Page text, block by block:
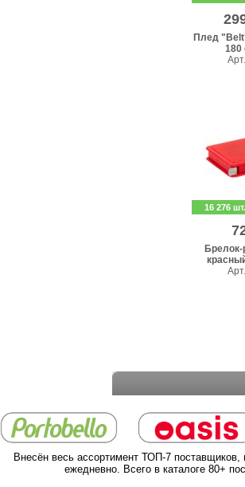
Плед
180
16 276 шт.
Брелок-
Внесён весь ассортимент ТОП-7 поставщиков,
ежедневно. Всего в каталоге 80+